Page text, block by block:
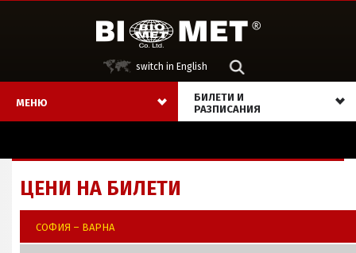
switch in English
МЕНЮ
БИЛЕТИ И
РАЗПИСАНИЯ
ЦЕНИ НА БИЛЕТИ
СОФИЯ – ВАРНА